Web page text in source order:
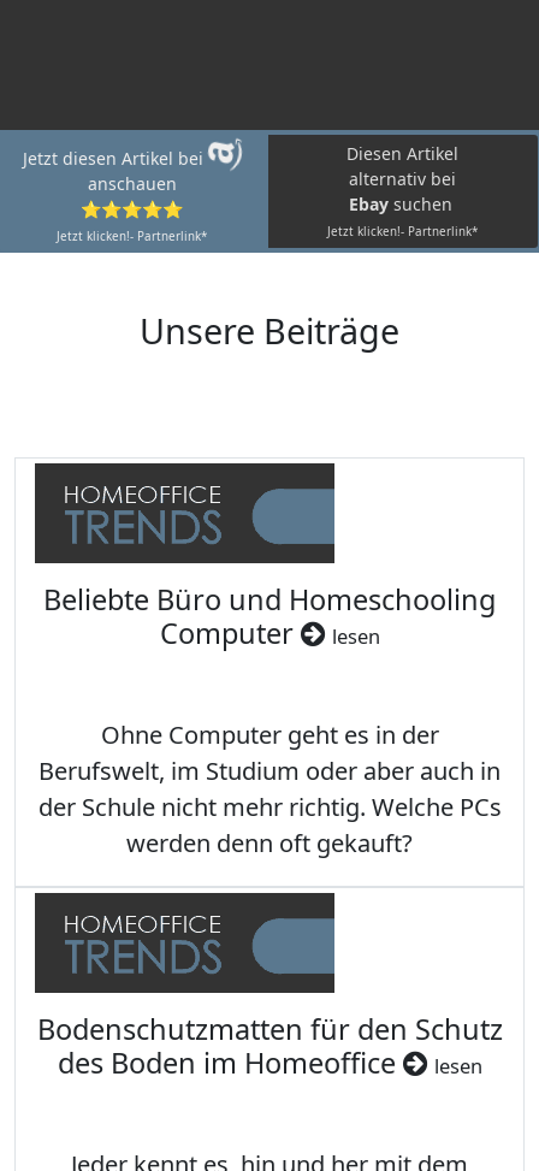
Jetzt diesen Artikel bei
anschauen
⭐⭐⭐⭐⭐
Jetzt klicken!- Partnerlink*
Diesen Artikel
alternativ bei
Ebay suchen
Jetzt klicken!- Partnerlink*
Unsere Beiträge
Beliebte Büro und Homeschooling
Computer
lesen
Ohne Computer geht es in der
Berufswelt, im Studium oder aber auch in
der Schule nicht mehr richtig. Welche PCs
werden denn oft gekauft?
Bodenschutzmatten für den Schutz
des Boden im Homeoffice
lesen